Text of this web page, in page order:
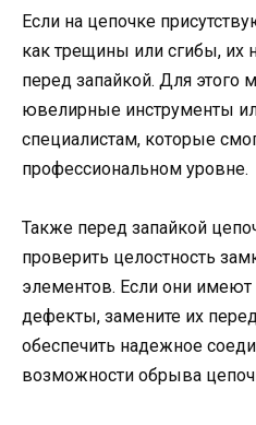
Если на цепочке
как трещины или сгибы, их
перед запайкой. Для этого
ювелирные инструменты
специалистам, которые
профессиональном уровне.
Также перед запайкой
проверить целостность
элементов. Если они
дефекты, замените их
обеспечить надежное
возможности обрыва